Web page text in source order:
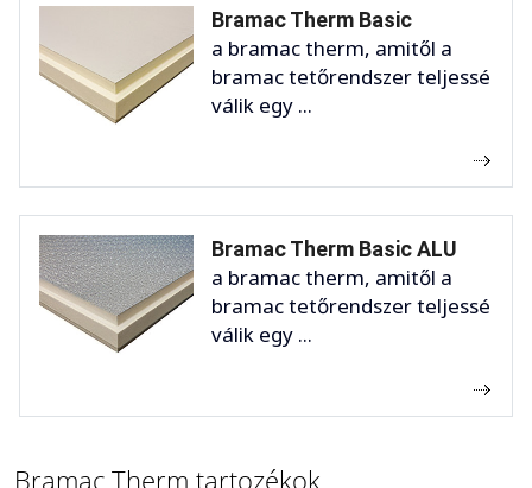
Bramac Therm Basic
a bramac therm, amitől a
bramac tetőrendszer teljessé
válik egy ...
Bramac Therm Basic ALU
a bramac therm, amitől a
bramac tetőrendszer teljessé
válik egy ...
Bramac Therm tartozékok